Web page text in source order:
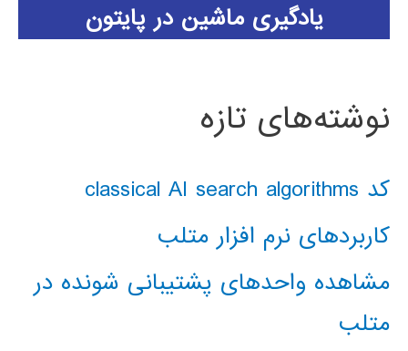
یادگیری ماشین در پایتون
نوشته‌های تازه
کد classical AI search algorithms
کاربردهای نرم افزار متلب
مشاهده واحدهای پشتیبانی شونده در
متلب